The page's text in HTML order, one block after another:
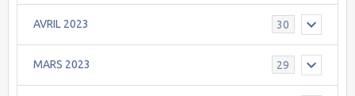
AVRIL 2023 30
MARS 2023 29